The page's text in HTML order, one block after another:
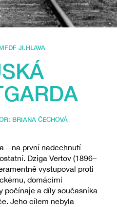
JI.HLAVA
BRIANA ČECHOVÁ
– na první nadechnutí
Dziga Vertov (1896–
vystupoval proti
domácími
počínaje a díly současníka
Jeho cílem nebyla